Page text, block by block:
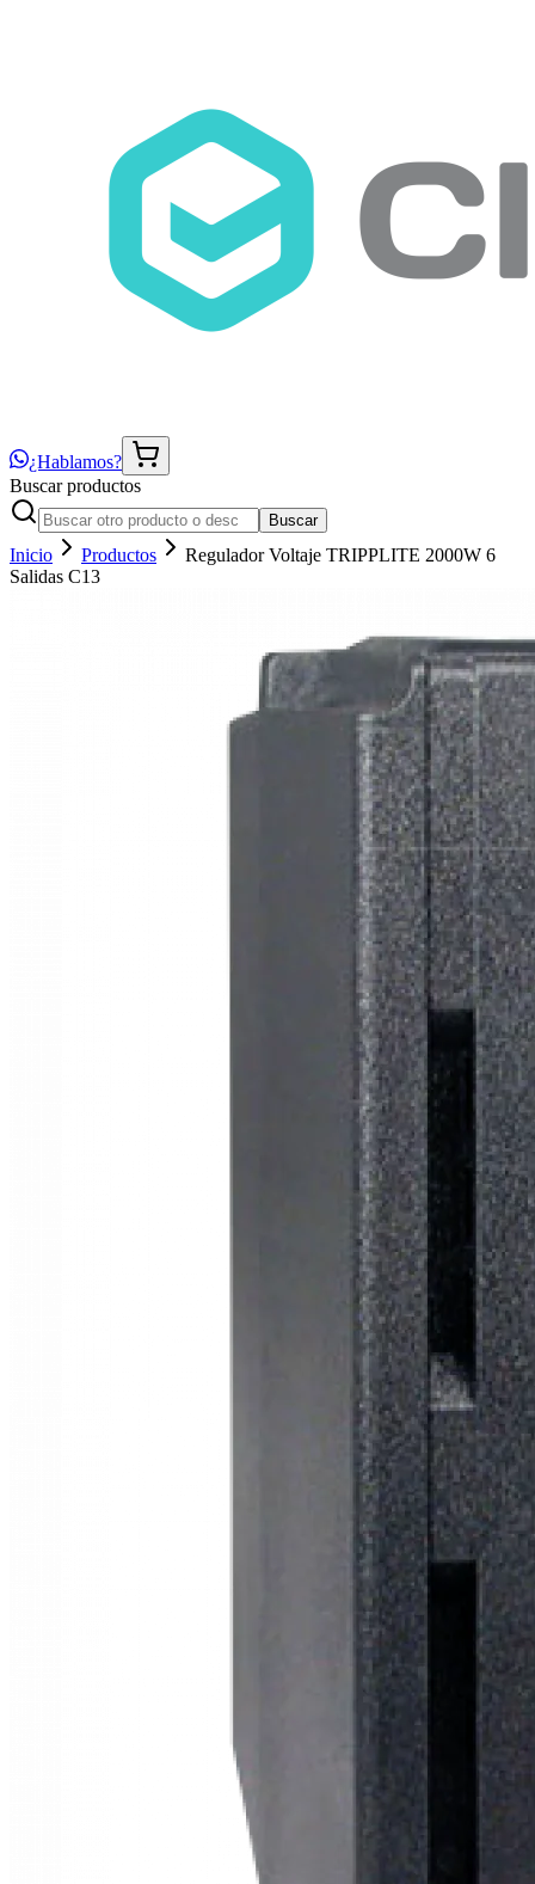
¿Hablamos?
Buscar productos
Buscar
Inicio Productos
Regulador Voltaje TRIPPLITE 2000W 6
Salidas C13